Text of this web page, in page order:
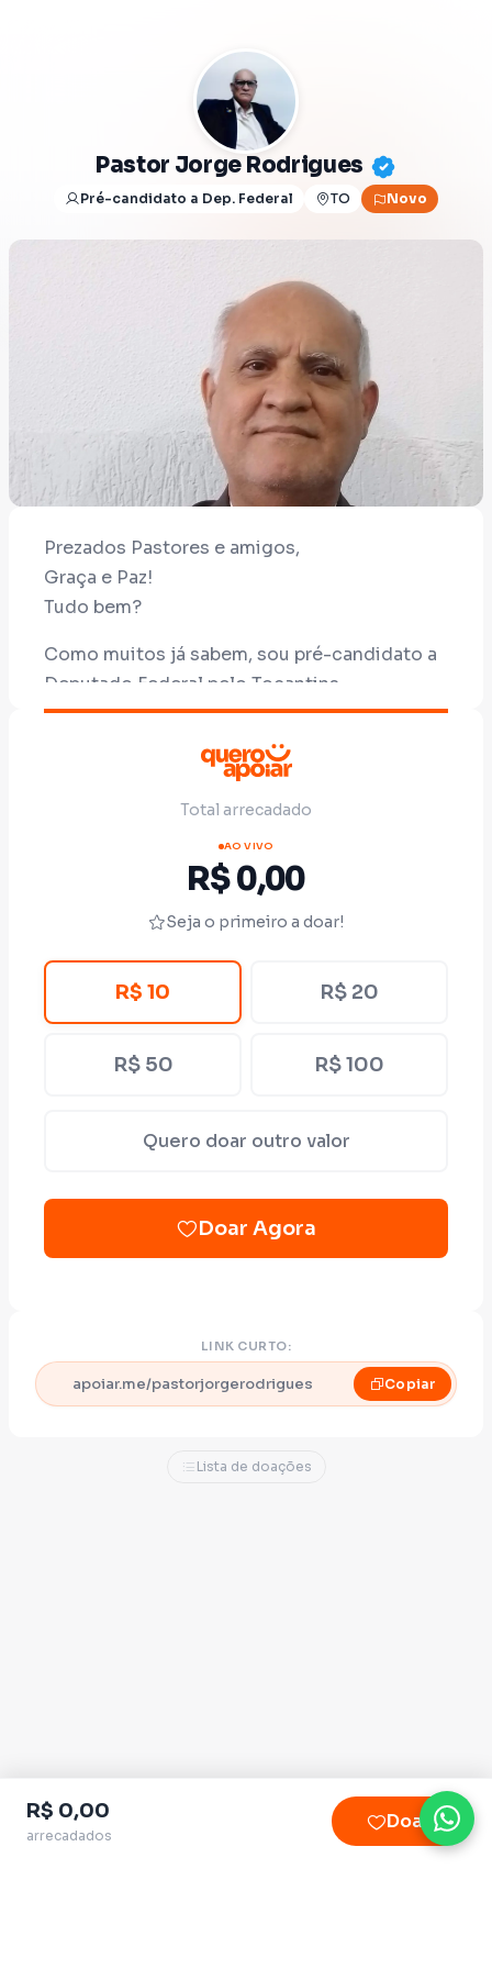
Pastor Jorge Rodrigues
Pré-candidato a Dep. Federal TO Novo
Prezados Pastores e amigos,
Graça e Paz!
Tudo bem?
Como muitos já sabem, sou pré-candidato a
Deputado Federal pelo Tocantins.
conversado com lideranças, participado de
considero fundamentais, como a defesa da
vida, da infância, da mulher, da família e dos
direitos dos animais.
Muitas pessoas perguntam como podem
ajudar nessa caminhada.
Nem todos conseguem participar das
divulgação. Por isso, agora existe também
O link oficial é este:
Toda contribuição, independentemente do
valor, ajuda a ampliar o alcance desse
Agradeço pela confiança e por fazer parte
desta caminhada.
Pré-candidato a
Total arrecadado
AO VIVO
R$ 0,00
Seja o primeiro a doar!
R$ 10 R$ 20
R$ 50 R$ 100
Quero doar outro valor
Doar Agora
LINK CURTO:
apoiar.me/pastorjorgerodrigues Copiar
Lista de doações
R$ 0,00
arrecadados
Doar